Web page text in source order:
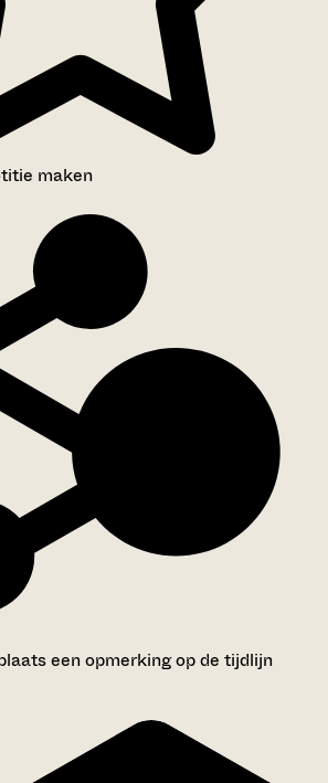
maken
een opmerking op de tijdlijn